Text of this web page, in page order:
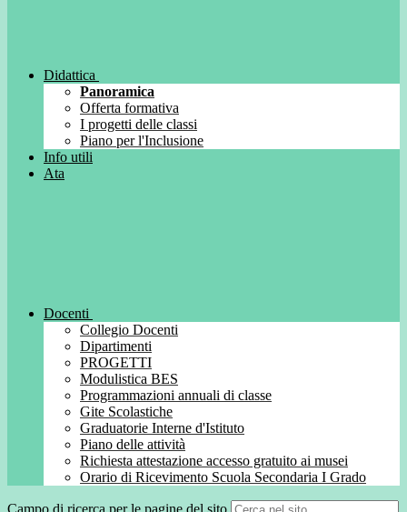
Didattica
Panoramica
Offerta formativa
I progetti delle classi
Piano per l'Inclusione
Info utili
Ata
Docenti
Collegio Docenti
Dipartimenti
PROGETTI
Modulistica BES
Programmazioni annuali di classe
Gite Scolastiche
Graduatorie Interne d'Istituto
Piano delle attività
Richiesta attestazione accesso gratuito ai musei
Orario di Ricevimento Scuola Secondaria I Grado